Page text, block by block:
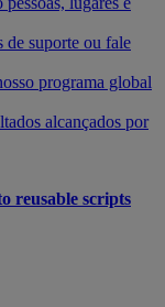
de suporte ou fale
programa global
alcançados por
reusable scripts